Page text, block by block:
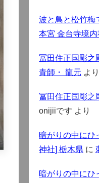
波と鳥と松竹梅
本宮 金台寺境
冨田住正国彫之
青師・ 龍元 より
冨田住正国彫之
onijiiです より
暗がりの中にひ
神社] 栃木県 に
暗がりの中にひ